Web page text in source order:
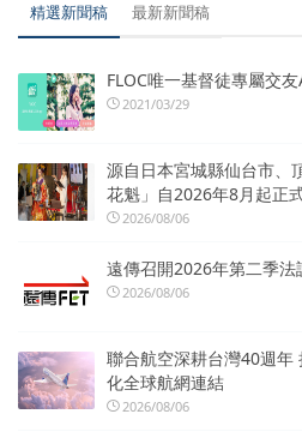
精選新聞稿 最新新聞稿
FLOC唯一基督徒專屬交
2021/03/29
源自日本宮城縣仙台市、
花魁」自2026年8月起正
2026/08/06
遠傳召開2026年第二季法
2026/08/06
聯合航空深耕台灣40週年
化全球航網連結
2026/08/06